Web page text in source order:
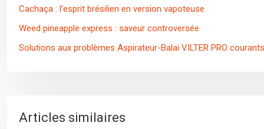
Cachaça : l’esprit brésilien en version vapoteuse
Weed pineapple express : saveur controversée
Solutions aux problèmes Aspirateur-Balai VILTER PRO courants
Articles similaires